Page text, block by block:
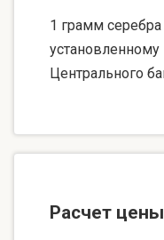
1 грамм серебра
установленному
Центрального
Расчет